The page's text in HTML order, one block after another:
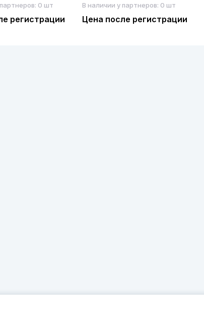
0 шт
регистрации
В наличии у партнеров: 0 шт
Цена после регистрации